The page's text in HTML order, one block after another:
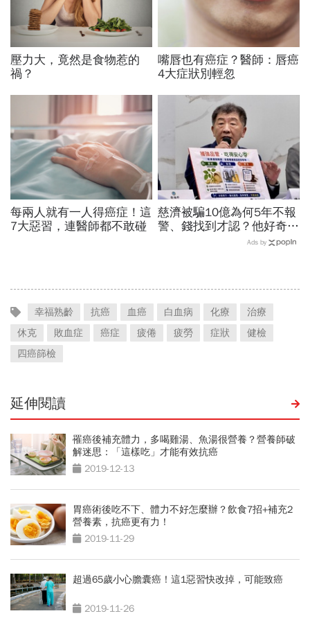
壓力大，竟然是食物惹的
禍？
嘴唇也有癌症？醫師：唇癌
4大症狀別輕忽
每兩人就有一人得癌症！這
7大惡習，連醫師都不敢碰
慈濟被騙10億為何5年不報
警、錢找到才認？他好奇：
當年財報怎麼編…陳時中背
Ads by
幸福熟齡 抗癌 血癌 白血病 化療
治療
休克
敗血症 癌症 疲倦 疲勞 症狀
健檢
四癌篩檢
延伸閱讀
罹癌後補充體力，多喝雞湯、魚湯很營養？營養師破
解迷思：「這樣吃」才能有效抗癌
2019-12-13
胃癌術後吃不下、體力不好怎麼辦？飲食7招+補充2
營養素，抗癌更有力！
2019-11-29
超過65歲小心膽囊癌！這1惡習快改掉，可能致癌
2019-11-26